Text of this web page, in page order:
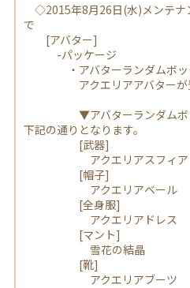
◇2015年8月26日(水)メンテナ
で
[アバター]
-パッケージ
・アバターランダムボッ
アクエリアアバターが
▼アバターランダムボッ
下記の通りとなります。
[武器]
アクエリアスフィア
[帽子]
アクエリアベール
[全身服]
アクエリアドレス
[マント]
雪花の結晶
[靴]
アクエリアブーツ